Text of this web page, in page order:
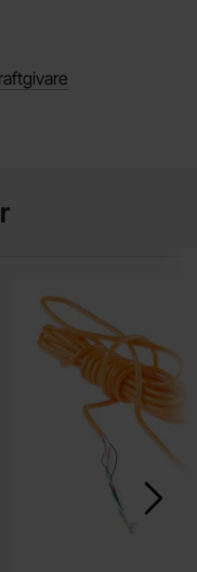
pol som favoritMakera lastcell